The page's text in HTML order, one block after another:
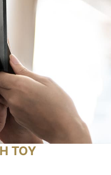
ΤΟΥ